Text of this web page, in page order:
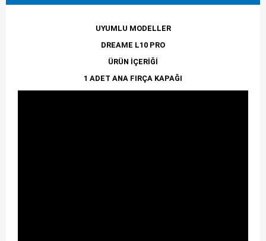
UYUMLU MODELLER
DREAME L10 PRO
ÜRÜN İÇERİĞİ
1 ADET ANA FIRÇA KAPAĞI